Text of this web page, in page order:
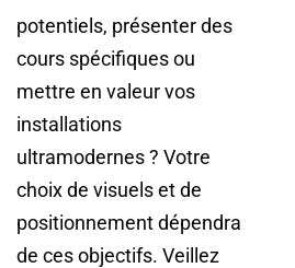
potentiels, présenter des
cours spécifiques ou
mettre en valeur vos
installations
ultramodernes ? Votre
choix de visuels et de
positionnement dépendra
de ces objectifs. Veillez